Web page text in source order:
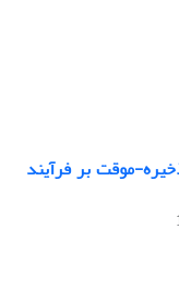
موقت بر فرآیند